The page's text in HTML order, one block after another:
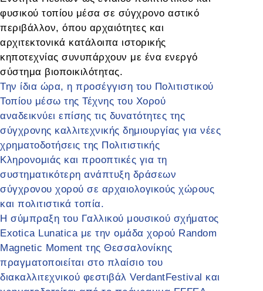
φυσικού τοπίου μέσα σε σύγχρονο αστικό
περιβάλλον, όπου αρχαιότητες και
αρχιτεκτονικά κατάλοιπα ιστορικής
κηποτεχνίας συνυπάρχουν με ένα ενεργό
σύστημα βιοποικιλότητας.
Την ίδια ώρα, η προσέγγιση του Πολιτιστικού
Τοπίου μέσω της Τέχνης του Χορού
αναδεικνύει επίσης τις δυνατότητες της
σύγχρονης καλλιτεχνικής δημιουργίας για νέες
χρηματοδοτήσεις της Πολιτιστικής
Κληρονομιάς και προοπτικές για τη
συστηματικότερη ανάπτυξη δράσεων
σύγχρονου χορού σε αρχαιολογικούς χώρους
και πολιτιστικά τοπία.
Η σύμπραξη του Γαλλικού μουσικού σχήματος
Exotica Lunatica με την ομάδα χορού Random
Magnetic Moment της Θεσσαλονίκης
πραγματοποιείται στο πλαίσιο του
διακαλλιτεχνικού φεστιβάλ VerdantFestival και